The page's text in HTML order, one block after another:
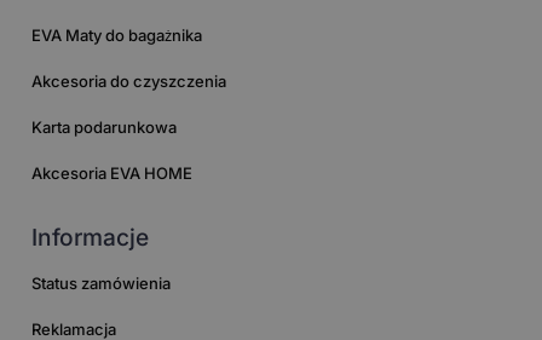
EVA Maty do bagażnika
Akcesoria do czyszczenia
Karta podarunkowa
Akcesoria EVA HOME
Informacje
Status zamówienia
Reklamacja